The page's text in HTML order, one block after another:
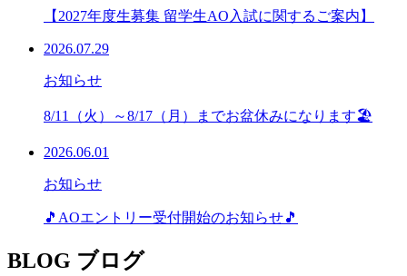
【2027年度生募集 留学生AO入試に関するご案内】
2026.07.29
お知らせ
8/11（火）～8/17（月）までお盆休みになります🏖
2026.06.01
お知らせ
🎵AOエントリー受付開始のお知らせ🎵
BLOG ブログ